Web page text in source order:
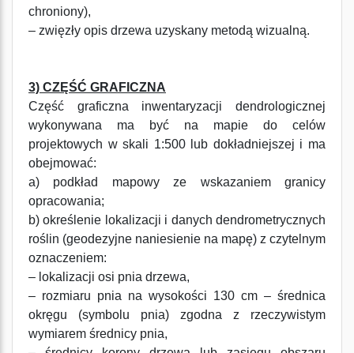
chroniony),
– zwięzły opis drzewa uzyskany metodą wizualną.
3) CZĘŚĆ GRAFICZNA
Część graficzna inwentaryzacji dendrologicznej
wykonywana ma być na mapie do celów
projektowych w skali 1:500 lub dokładniejszej i ma
obejmować:
a) podkład mapowy ze wskazaniem granicy
opracowania;
b) określenie lokalizacji i danych dendrometrycznych
roślin (geodezyjne naniesienie na mapę) z czytelnym
oznaczeniem:
– lokalizacji osi pnia drzewa,
– rozmiaru pnia na wysokości 130 cm – średnica
okręgu (symbolu pnia) zgodna z rzeczywistym
wymiarem średnicy pnia,